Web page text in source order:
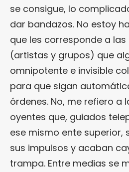
se consigue, lo
dar bandazos. No estoy
que les corresponde a
(artistas y grupos) que
omnipotente e invisible
para que sigan
órdenes. No, me refiero a
oyentes que, guiados
ese mismo ente superior,
sus impulsos y acaban
trampa. Entre medias se